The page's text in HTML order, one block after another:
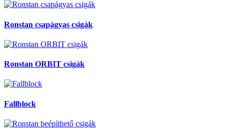
Ronstan csapágyas csigák
Ronstan ORBIT csigák
Fallblock